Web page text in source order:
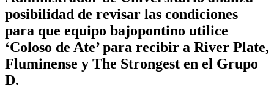
posibilidad de revisar las condiciones
para que equipo bajopontino utilice
‘Coloso de Ate’ para recibir a River Plate,
Fluminense y The Strongest en el Grupo
D.